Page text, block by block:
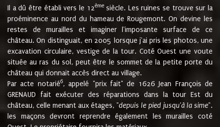
Il a dû être établi vers le 12èmesiècle. Les ruines se trouve sur la
proéminence au nord du hameau de Rougemont. On devine les
restes de murailles et imaginer l'imposante surface de ce
château. On distinguait, en 2005 lorsque j'ai pris les photos, une
excavation circulaire, vestige de la tour. Coté Ouest une voute
située au ras du sol, peut être le sommet de la petite porte du
château qui donnait accès direct au village.
Par acte notarié6, appelé "prix fait" de 1626 Jean François de
GRENAUD fait exécuter des réparations dans la tour Est du
château, celle menant aux étages, "depuis le pied jusqu'à la sime".
les maçons devront reprendre également les murailles coté